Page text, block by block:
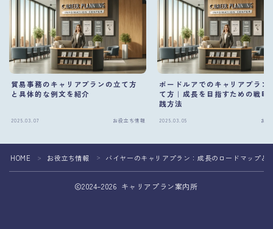
貿易事務のキャリアプランの立て方
と具体的な例文を紹介
2025.03.07 お役立ち情報
ボードルアでのキャリアプラン
て方｜成長を目指すための戦略
践方法
2025.03.05 お
HOME ＞ お役立ち情報 ＞ バイヤーのキャリアプラン：成長のロードマップと
2024–2026 キャリアプラン案内所